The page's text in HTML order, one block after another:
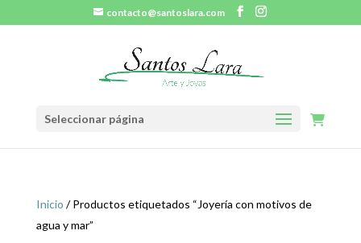
contacto@santoslara.com
Seleccionar página
Inicio / Productos etiquetados “Joyería con motivos de
agua y mar”